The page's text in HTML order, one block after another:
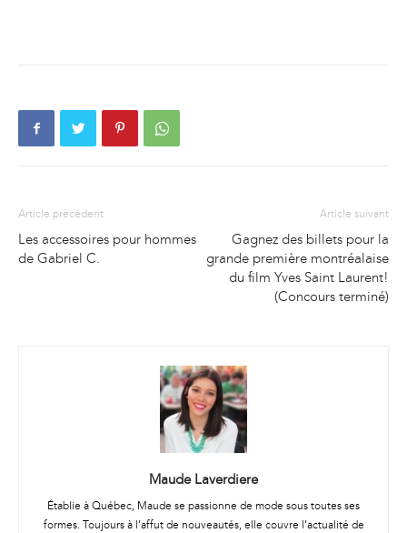
Article précédent
Les accessoires pour hommes
de Gabriel C.
Article suivant
Gagnez des billets pour la
grande première montréalaise
du film Yves Saint Laurent!
(Concours terminé)
Maude Laverdiere
Établie à Québec, Maude se passionne de mode sous toutes ses
formes. Toujours à l’affut de nouveautés, elle couvre l’actualité de